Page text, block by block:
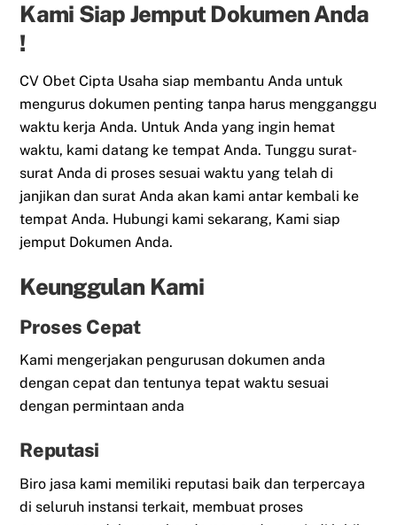
Kami Siap Jemput Dokumen Anda
!
CV Obet Cipta Usaha siap membantu Anda untuk
mengurus dokumen penting tanpa harus mengganggu
waktu kerja Anda. Untuk Anda yang ingin hemat
waktu, kami datang ke tempat Anda. Tunggu surat-
surat Anda di proses sesuai waktu yang telah di
janjikan dan surat Anda akan kami antar kembali ke
tempat Anda. Hubungi kami sekarang, Kami siap
jemput Dokumen Anda.
Keunggulan Kami
Proses Cepat
Kami mengerjakan pengurusan dokumen anda
dengan cepat dan tentunya tepat waktu sesuai
dengan permintaan anda
Reputasi
Biro jasa kami memiliki reputasi baik dan terpercaya
di seluruh instansi terkait, membuat proses